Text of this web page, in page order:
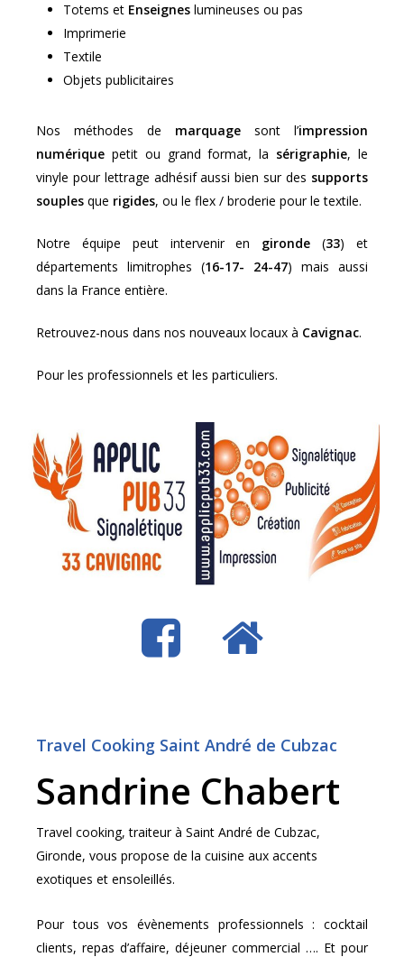
Totems et Enseigneslumineuses ou pas
Imprimerie
Textile
Objets publicitaires
Nos méthodes de marquagesont l’impression
numérique petit ou grand format, la sérigraphie, le
vinyle pour lettrage adhésif aussi bien sur des supports
souples que rigides, ou le flex / broderie pour le textile.
Notre équipe peut intervenir en gironde (33) et
départements limitrophes (16-17- 24-47) mais aussi
dans la France entière.
Retrouvez-nous dans nos nouveaux locaux à Cavignac.
Pour les professionnels et les particuliers.
Travel Cooking Saint André de Cubzac
Sandrine Chabert
Travel cooking, traiteur à Saint André de Cubzac,
Gironde, vous propose de la cuisine aux accents
exotiques et ensoleillés.
Pour tous vos évènements professionnels : cocktail
clients, repas d’affaire, déjeuner commercial …. Et pour